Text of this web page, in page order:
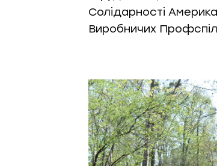
Солідарності
Виробничих